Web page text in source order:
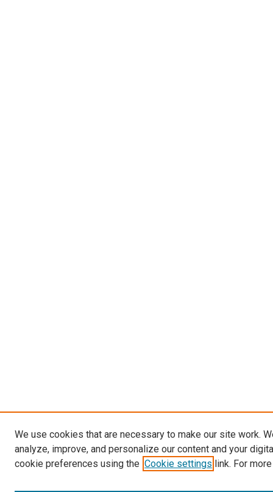
We use cookies that are necessary to make our site work.
analyze, improve, and personalize our content and your
cookie preferences using the Cookie settings link. For